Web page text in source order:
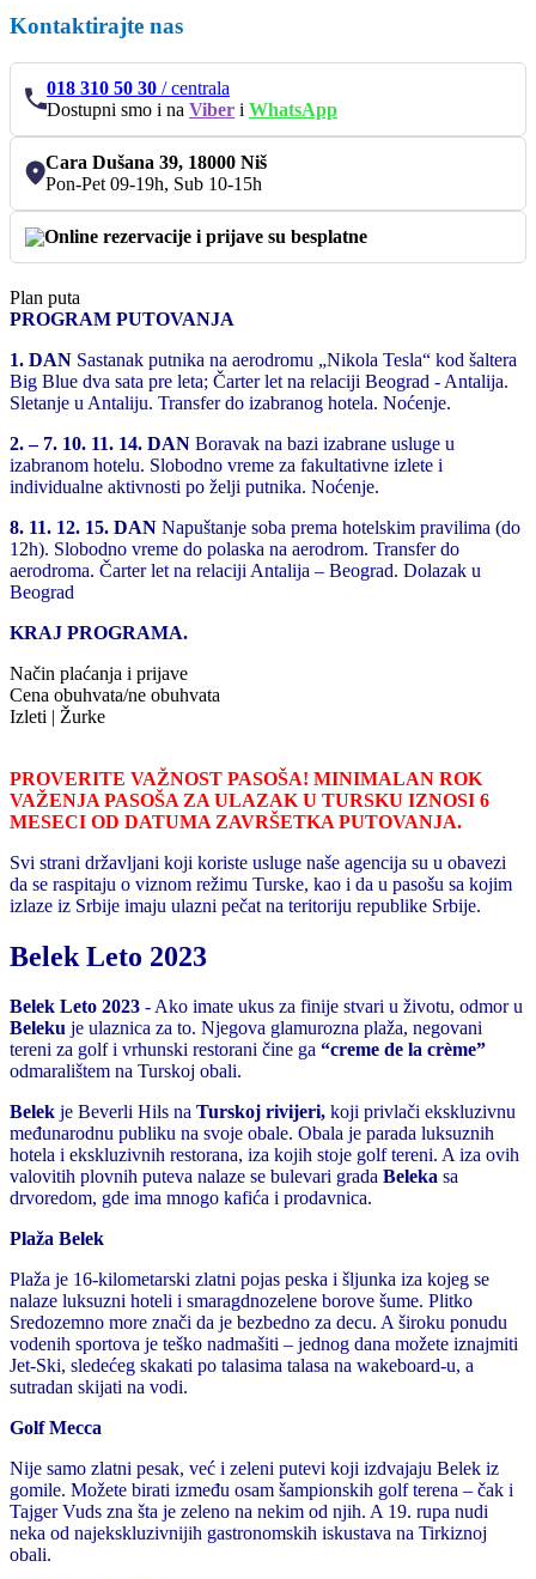
Kontaktirajte nas
018 310 50 30 /centrala
Dostupni smo i na Viber i WhatsApp
Cara Dušana 39, 18000 Niš
Pon-Pet 09-19h, Sub 10-15h
Online rezervacije i prijave su besplatne
Plan puta
PROGRAM PUTOVANJA
1. DAN Sastanak putnika na aerodromu „Nikola Tesla“ kod šaltera
Big Blue dva sata pre leta; Čarter let na relaciji Beograd - Antalija.
Sletanje u Antaliju. Transfer do izabranog hotela. Noćenje.
2. – 7. 10. 11. 14. DAN Boravak na bazi izabrane usluge u
izabranom hotelu. Slobodno vreme za fakultativne izlete i
individualne aktivnosti po želji putnika. Noćenje.
8. 11. 12. 15. DAN Napuštanje soba prema hotelskim pravilima (do
12h). Slobodno vreme do polaska na aerodrom. Transfer do
aerodroma. Čarter let na relaciji Antalija – Beograd. Dolazak u
Beograd
KRAJ PROGRAMA.
Način plaćanja i prijave
Cena obuhvata/ne obuhvata
Izleti | Žurke
PROVERITE VAŽNOST PASOŠA! MINIMALAN ROK
VAŽENJA PASOŠA ZA ULAZAK U TURSKU IZNOSI 6
MESECI OD DATUMA ZAVRŠETKA PUTOVANJA.
Svi strani državljani koji koriste usluge naše agencija su u obavezi
da se raspitaju o viznom režimu Turske, kao i da u pasošu sa kojim
izlaze iz Srbije imaju ulazni pečat na teritoriju republike Srbije.
Belek Leto 2023
Belek Leto 2023 - Ako imate ukus za finije stvari u životu, odmor u
Beleku je ulaznica za to. Njegova glamurozna plaža, negovani
tereni za golf i vrhunski restorani čine ga “creme de la crème”
odmaralištem na Turskoj obali.
Belek je Beverli Hils na Turskoj rivijeri, koji privlači ekskluzivnu
međunarodnu publiku na svoje obale. Obala je parada luksuznih
hotela i ekskluzivnih restorana, iza kojih stoje golf tereni. A iza ovih
valovitih plovnih puteva nalaze se bulevari grada Beleka sa
drvoredom, gde ima mnogo kafića i prodavnica.
Plaža Belek
Plaža je 16-kilometarski zlatni pojas peska i šljunka iza kojeg se
nalaze luksuzni hoteli i smaragdnozelene borove šume. Plitko
Sredozemno more znači da je bezbedno za decu. A široku ponudu
vodenih sportova je teško nadmašiti – jednog dana možete iznajmiti
Jet-Ski, sledećeg skakati po talasima talasa na wakeboard-u, a
sutradan skijati na vodi.
Golf Mecca
Nije samo zlatni pesak, već i zeleni putevi koji izdvajaju Belek iz
gomile. Možete birati između osam šampionskih golf terena – čak i
Tajger Vuds zna šta je zeleno na nekim od njih. A 19. rupa nudi
neka od najekskluzivnijih gastronomskih iskustava na Tirkiznoj
obali.